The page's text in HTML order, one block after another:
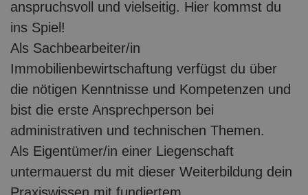
anspruchsvoll und vielseitig. Hier kommst du
ins Spiel!
Als Sachbearbeiter/in
Immobilienbewirtschaftung verfügst du über
die nötigen Kenntnisse und Kompetenzen und
bist die erste Ansprechperson bei
administrativen und technischen Themen.
Als Eigentümer/in einer Liegenschaft
untermauerst du mit dieser Weiterbildung dein